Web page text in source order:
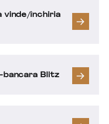
vinde/închiria
Blitz